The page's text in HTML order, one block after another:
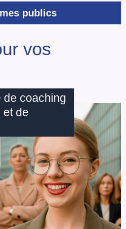
publics
vos
de coaching
et de